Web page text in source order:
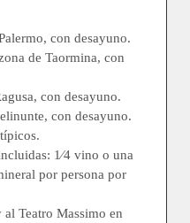
con desayuno.
de Taormina, con
con desayuno.
con desayuno.
1⁄4 vino o una
por persona por
Teatro Massimo en